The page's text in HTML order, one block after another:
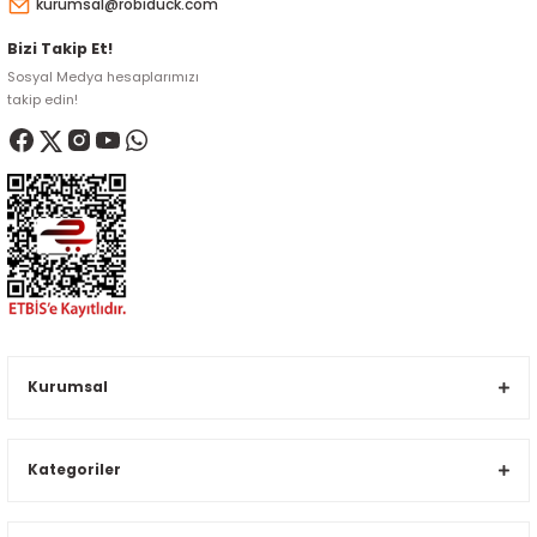
kurumsal@robiduck.com
Bizi Takip Et!
Sosyal Medya hesaplarımızı
takip edin!
Kurumsal
Kategoriler